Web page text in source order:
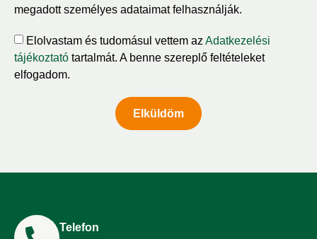
megadott személyes adataimat felhasználják.
Elolvastam és tudomásul vettem az Adatkezelési
tájékoztató tartalmát. A benne szereplő feltételeket
elfogadom.
Elküldöm
Telefon